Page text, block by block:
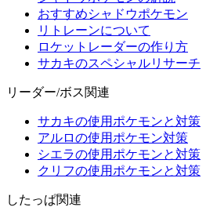
おすすめシャドウポケモン
リトレーンについて
ロケットレーダーの作り方
サカキのスペシャルリサーチ
リーダー/ボス関連
サカキの使用ポケモンと対策
アルロの使用ポケモン対策
シエラの使用ポケモンと対策
クリフの使用ポケモンと対策
したっぱ関連